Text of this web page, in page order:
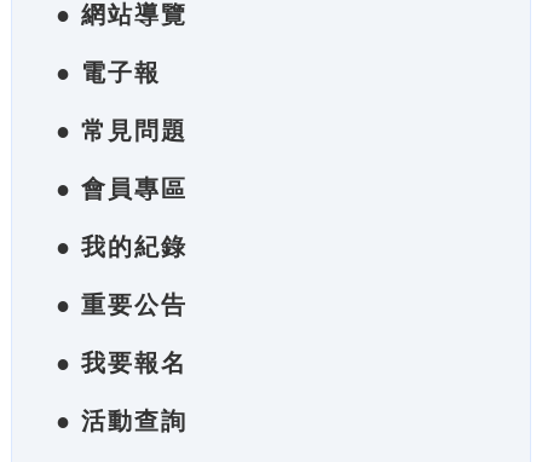
● 網站導覽
● 電子報
● 常見問題
● 會員專區
● 我的紀錄
● 重要公告
● 我要報名
● 活動查詢